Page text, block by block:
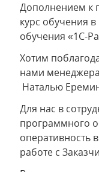
Дополнением к
курс обучения
обучения «1С-
Хотим
нами
Наталью
Для нас в
программного
оперативность
работе с